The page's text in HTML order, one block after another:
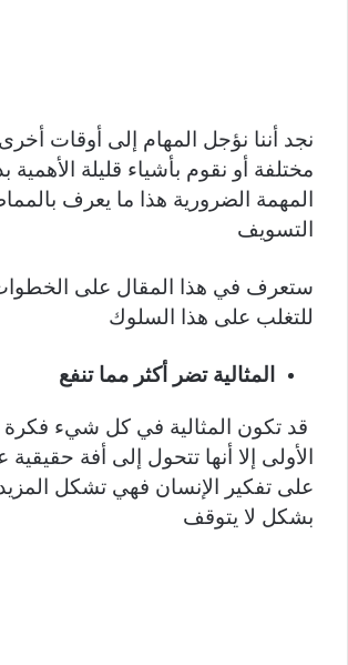
نجد أننا نؤجل المهام إلى أوقات
مختلفة أو نقوم بأشياء قليلة الأهمية
المهمة الضرورية هذا ما يعرف
التسويف
ستعرف في هذا المقال على الخطوات
للتغلب على هذا السلوك
المثالية تضر أكثر مما تنفع
قد تكون المثالية في كل شيء فكرة
الأولى إلا أنها تتحول إلى أفة
على تفكير الإنسان فهي تشكل المزيد
بشكل لا يتوقف